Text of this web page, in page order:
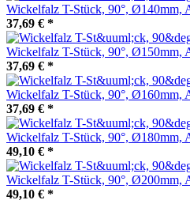
Wickelfalz T-Stück, 90°, Ø140mm,
37,69 € *
Wickelfalz T-Stück, 90°, Ø150mm,
37,69 € *
Wickelfalz T-Stück, 90°, Ø160mm,
37,69 € *
Wickelfalz T-Stück, 90°, Ø180mm,
49,10 € *
Wickelfalz T-Stück, 90°, Ø200mm,
49,10 € *